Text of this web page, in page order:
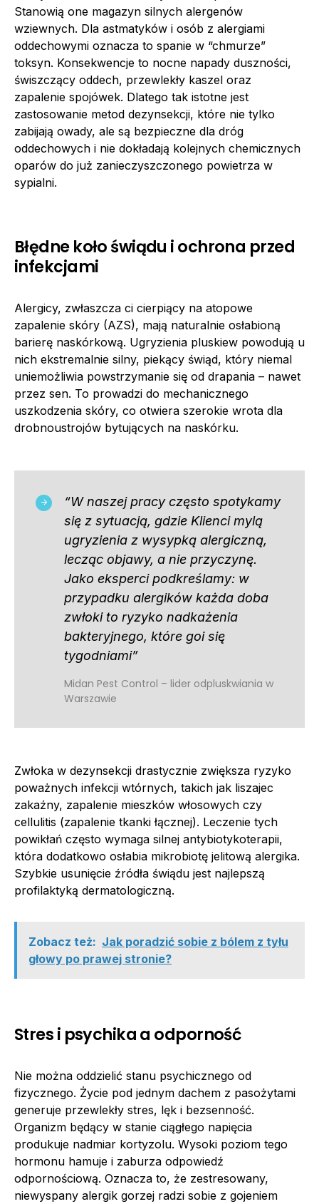
Stanowią one magazyn silnych alergenów
wziewnych. Dla astmatyków i osób z alergiami
oddechowymi oznacza to spanie w “chmurze”
toksyn. Konsekwencje to nocne napady duszności,
świszczący oddech, przewlekły kaszel oraz
zapalenie spojówek. Dlatego tak istotne jest
zastosowanie metod dezynsekcji, które nie tylko
zabijają owady, ale są bezpieczne dla dróg
oddechowych i nie dokładają kolejnych chemicznych
oparów do już zanieczyszczonego powietrza w
sypialni.
Błędne koło świądu i ochrona przed
infekcjami
Alergicy, zwłaszcza ci cierpiący na atopowe
zapalenie skóry (AZS), mają naturalnie osłabioną
barierę naskórkową. Ugryzienia pluskiew powodują u
nich ekstremalnie silny, piekący świąd, który niemal
uniemożliwia powstrzymanie się od drapania – nawet
przez sen. To prowadzi do mechanicznego
uszkodzenia skóry, co otwiera szerokie wrota dla
drobnoustrojów bytujących na naskórku.
“W naszej pracy często spotykamy
się z sytuacją, gdzie Klienci mylą
ugryzienia z wysypką alergiczną,
lecząc objawy, a nie przyczynę.
Jako eksperci podkreślamy: w
przypadku alergików każda doba
zwłoki to ryzyko nadkażenia
bakteryjnego, które goi się
tygodniami”
Midan Pest Control – lider odpluskwiania w
Warszawie
Zwłoka w dezynsekcji drastycznie zwiększa ryzyko
poważnych infekcji wtórnych, takich jak liszajec
zakaźny, zapalenie mieszków włosowych czy
cellulitis (zapalenie tkanki łącznej). Leczenie tych
powikłań często wymaga silnej antybiotykoterapii,
która dodatkowo osłabia mikrobiotę jelitową alergika.
Szybkie usunięcie źródła świądu jest najlepszą
profilaktyką dermatologiczną.
Zobacz też: Jak poradzić sobie z bólem z tyłu
głowy po prawej stronie?
Stres i psychika a odporność
Nie można oddzielić stanu psychicznego od
fizycznego. Życie pod jednym dachem z pasożytami
generuje przewlekły stres, lęk i bezsenność.
Organizm będący w stanie ciągłego napięcia
produkuje nadmiar kortyzolu. Wysoki poziom tego
hormonu hamuje i zaburza odpowiedź
odpornościową. Oznacza to, że zestresowany,
niewyspany alergik gorzej radzi sobie z gojeniem